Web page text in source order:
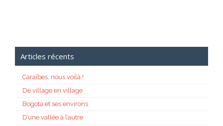
Articles récents
Caraïbes, nous voilà !
De village en village
Bogota et ses environs
D’une vallée à l’autre